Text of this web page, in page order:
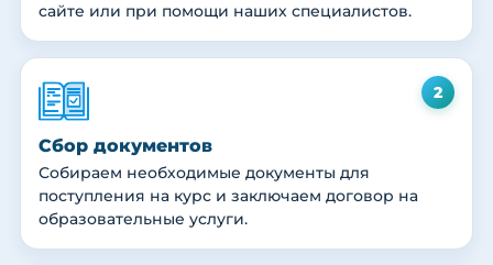
сайте или при помощи наших специалистов.
2
Сбор документов
Собираем необходимые документы для
поступления на курс и заключаем договор на
образовательные услуги.